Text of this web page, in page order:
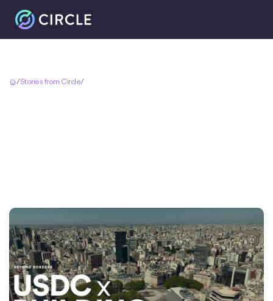
Inicio
/Stories from Circle/Open money unlocks global career opportunities